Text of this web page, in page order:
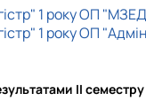
1 року ОП
1 року ОП
II семестру